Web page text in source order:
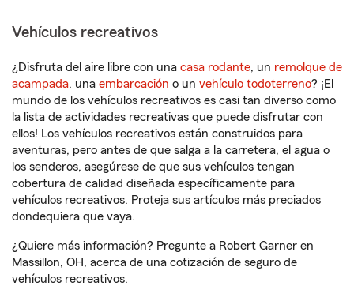
Vehículos recreativos
¿Disfruta del aire libre con una casa rodante, un remolque de
acampada, una embarcación o un vehículo todoterreno? ¡El
mundo de los vehículos recreativos es casi tan diverso como
la lista de actividades recreativas que puede disfrutar con
ellos! Los vehículos recreativos están construidos para
aventuras, pero antes de que salga a la carretera, el agua o
los senderos, asegúrese de que sus vehículos tengan
cobertura de calidad diseñada específicamente para
vehículos recreativos. Proteja sus artículos más preciados
dondequiera que vaya.
¿Quiere más información? Pregunte a Robert Garner en
Massillon, OH, acerca de una cotización de seguro de
vehículos recreativos.